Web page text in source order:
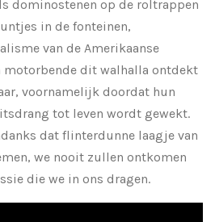
dominostenen op de roltrappen
in de fonteinen,
van de Amerikaanse
motorbende dit walhalla ontdekt
voornamelijk doordat hun
tot leven wordt gewekt.
dat flinterdunne laagje van
we nooit zullen ontkomen
die we in ons dragen.